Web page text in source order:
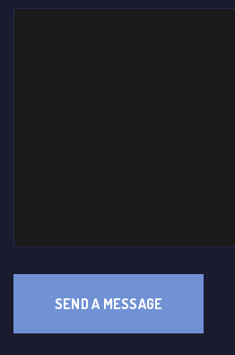
SEND A MESSAGE